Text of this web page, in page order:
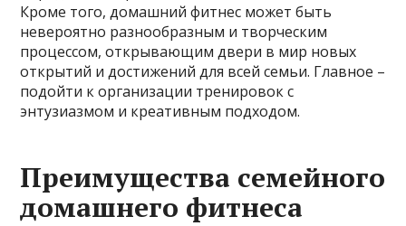
Кроме того, домашний фитнес может быть
невероятно разнообразным и творческим
процессом, открывающим двери в мир новых
открытий и достижений для всей семьи. Главное –
подойти к организации тренировок с
энтузиазмом и креативным подходом.
Преимущества семейного
домашнего фитнеса